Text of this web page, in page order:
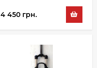
4 450 грн.